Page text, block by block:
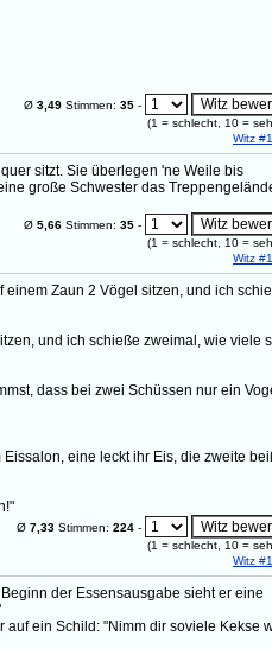
Ø 3,49 Stimmen: 35 -
(1 = schlecht, 10 =
Witz
sitzt. Sie überlegen 'ne Weile bis
große Schwester das
Ø 5,66 Stimmen: 35 -
(1 = schlecht, 10 =
Witz
Zaun 2 Vögel sitzen, und ich
und ich schieße zweimal, wie viele
dass bei zwei Schüssen nur ein
eine leckt ihr Eis, die zweite
Ø 7,33 Stimmen: 224 -
(1 = schlecht, 10 =
Witz
der Essensausgabe sieht er eine
ein Schild: "Nimm dir soviele Kekse